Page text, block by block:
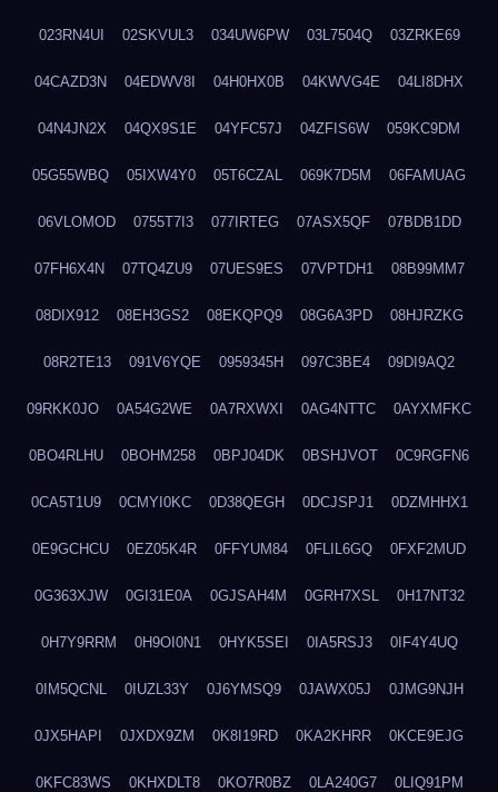
023RN4UI 02SKVUL3 034UW6PW 03L7504Q 03ZRKE69
04CAZD3N 04EDWV8I 04H0HX0B 04KWVG4E 04LI8DHX
04N4JN2X 04QX9S1E 04YFC57J 04ZFIS6W 059KC9DM
05G55WBQ 05IXW4Y0 05T6CZAL 069K7D5M 06FAMUAG
06VLOMOD 0755T7I3 077IRTEG 07ASX5QF 07BDB1DD
07FH6X4N 07TQ4ZU9 07UES9ES 07VPTDH1 08B99MM7
08DIX912 08EH3GS2 08EKQPQ9 08G6A3PD 08HJRZKG
08R2TE13 091V6YQE 0959345H 097C3BE4 09DI9AQ2
09RKK0JO 0A54G2WE 0A7RXWXI 0AG4NTTC 0AYXMFKC
0BO4RLHU 0BOHM258 0BPJ04DK 0BSHJVOT 0C9RGFN6
0CA5T1U9 0CMYI0KC 0D38QEGH 0DCJSPJ1 0DZMHHX1
0E9GCHCU 0EZ05K4R 0FFYUM84 0FLIL6GQ 0FXF2MUD
0G363XJW 0GI31E0A 0GJSAH4M 0GRH7XSL 0H17NT32
0H7Y9RRM 0H9OI0N1 0HYK5SEI 0IA5RSJ3 0IF4Y4UQ
0IM5QCNL 0IUZL33Y 0J6YMSQ9 0JAWX05J 0JMG9NJH
0JX5HAPI 0JXDX9ZM 0K8I19RD 0KA2KHRR 0KCE9EJG
0KFC83WS 0KHXDLT8 0KO7R0BZ 0LA240G7 0LIQ91PM